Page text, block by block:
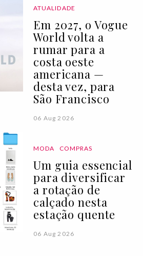
ATUALIDADE
Em 2027, o Vogue
World volta a
rumar para a
costa oeste
americana —
desta vez, para
São Francisco
06 Aug 2026
MODA COMPRAS
Um guia essencial
para diversificar
a rotação de
calçado nesta
estação quente
06 Aug 2026